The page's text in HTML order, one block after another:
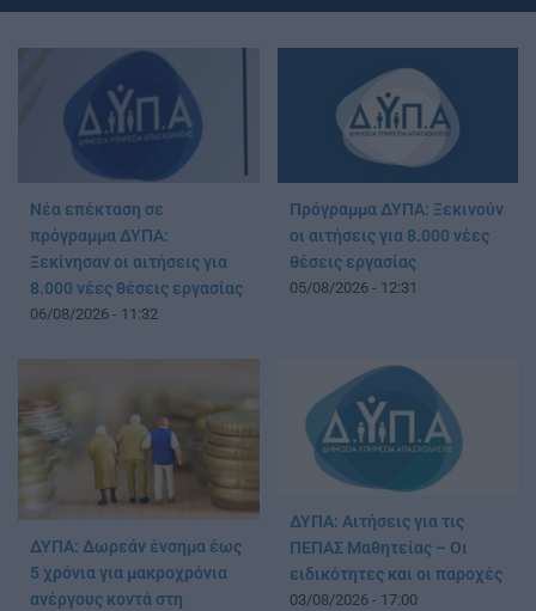
Νέα επέκταση σε
πρόγραμμα ΔΥΠΑ:
Ξεκίνησαν οι αιτήσεις για
8.000 νέες θέσεις εργασίας
06/08/2026 - 11:32
Πρόγραμμα ΔΥΠΑ: Ξεκινούν
οι αιτήσεις για 8.000 νέες
θέσεις εργασίας
05/08/2026 - 12:31
ΔΥΠΑ: Δωρεάν ένσημα έως
5 χρόνια για μακροχρόνια
ανέργους κοντά στη
ΔΥΠΑ: Αιτήσεις για τις
ΠΕΠΑΣ Μαθητείας – Οι
ειδικότητες και οι παροχές
03/08/2026 - 17:00